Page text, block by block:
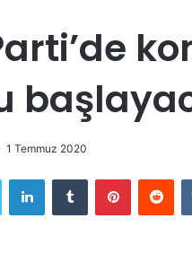
1 Temmuz 2020
Twitter LinkedInTumblr Pinterest